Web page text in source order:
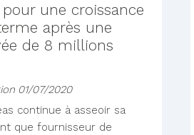
une croissance
après une
de 8 millions
01/07/2020
continue à asseoir sa
que fournisseur de